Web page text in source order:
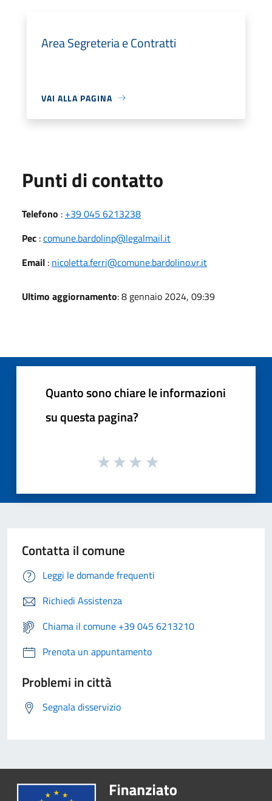
Area Segreteria e Contratti
VAI ALLA PAGINA
Punti di contatto
Telefono : +39 045 6213238
Pec :comune.bardolinp@legalmail.it
Email : nicoletta.ferri@comune.bardolino.vr.it
Ultimo aggiornamento: 8 gennaio 2024, 09:39
Quanto sono chiare le informazioni
su questa pagina?
Contatta il comune
Leggi le domande frequenti
Richiedi Assistenza
Chiama il comune +39 045 6213210
Prenota un appuntamento
Problemi in città
Segnala disservizio